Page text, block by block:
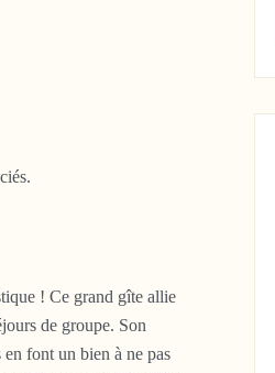
! Ce grand gîte allie
de groupe. Son
font un bien à ne pas